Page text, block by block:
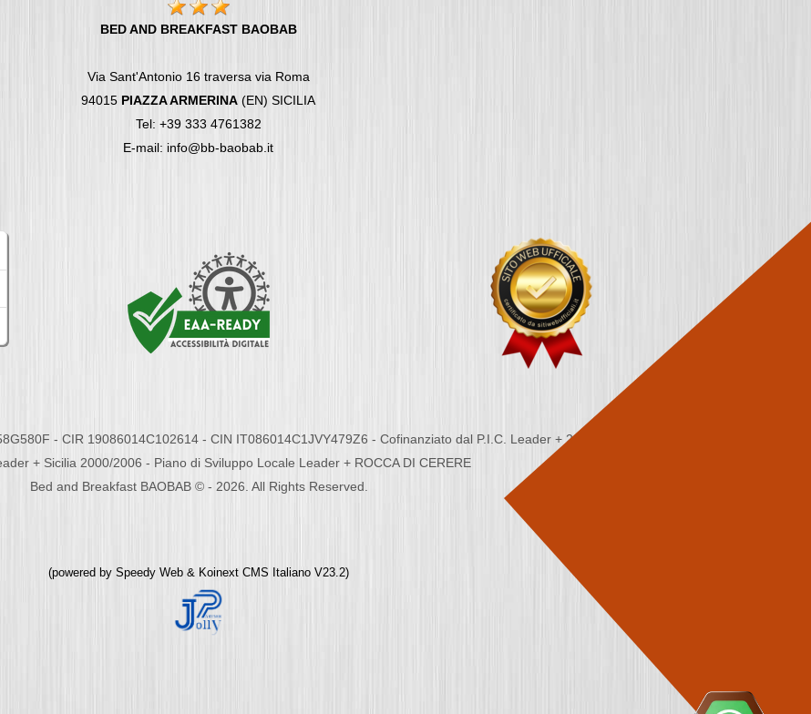
BED AND BREAKFAST BAOBAB
Via Sant'Antonio 16 traversa via Roma
94015 PIAZZA ARMERINA (EN) SICILIA
Tel: +39 333 4761382
E-mail: info@bb-baobab.it
- CIR 19086014C102614 - CIN IT086014C1JVY479Z6 - Cofinanziato dal P.I.C. Leader + 2000/2006 - Programma
+ Sicilia 2000/2006 - Piano di Sviluppo Locale Leader + ROCCA DI CERERE
Bed and Breakfast BAOBAB © - 2026. All Rights Reserved.
(powered by Speedy Web & Koinext CMS Italiano V23.2)